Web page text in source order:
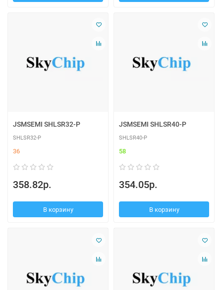
JSMSEMI SHLSR32-P
SHLSR32-P
36
358.82р.
В корзину
JSMSEMI SHLSR40-P
SHLSR40-P
58
354.05р.
В корзину